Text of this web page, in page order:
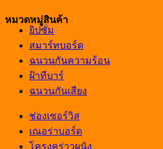
หมวดหมู่สินค้า
ยิปซั่ม
สมาร์ทบอร์ด
ฉนวนกันความร้อน
ฝ้าทีบาร์
ฉนวนกันเสียง
ช่องเซอร์วิส
เณอร่าบอร์ด
โครงคร่าวผนัง